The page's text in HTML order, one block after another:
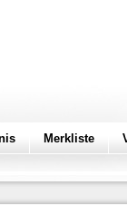
Merkliste